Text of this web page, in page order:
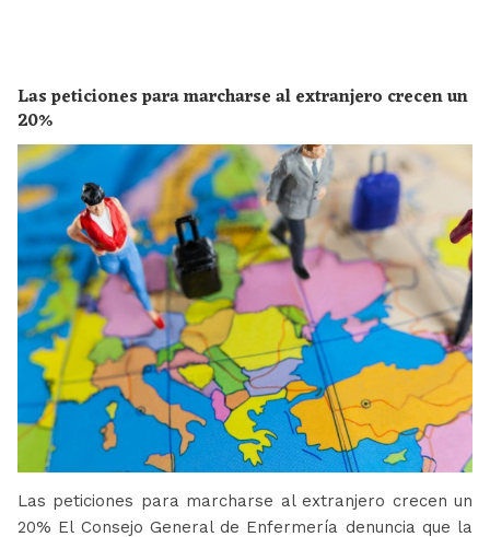
Las peticiones para marcharse al extranjero crecen un
20%
Las peticiones para marcharse al extranjero crecen un
20% El Consejo General de Enfermería denuncia que la